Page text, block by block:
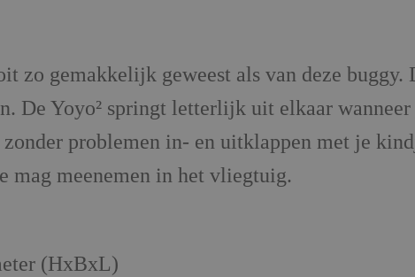
zo gemakkelijk geweest als van deze
De Yoyo² springt letterlijk uit elkaar
zonder problemen in- en uitklappen met je
mag meenemen in het vliegtuig.
(HxBxL)